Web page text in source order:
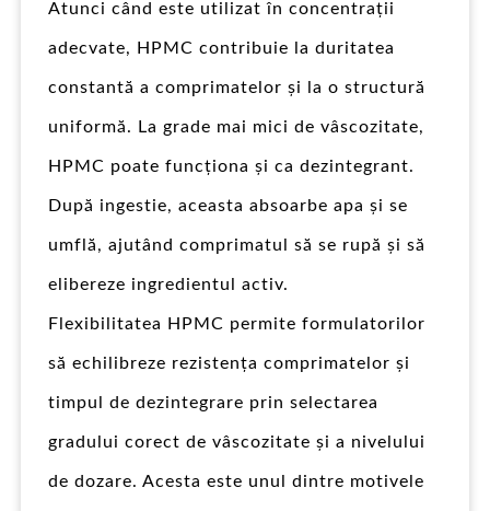
Atunci când este utilizat în concentrații
adecvate, HPMC contribuie la duritatea
constantă a comprimatelor și la o structură
uniformă. La grade mai mici de vâscozitate,
HPMC poate funcționa și ca dezintegrant.
După ingestie, aceasta absoarbe apa și se
umflă, ajutând comprimatul să se rupă și să
elibereze ingredientul activ.
Flexibilitatea HPMC permite formulatorilor
să echilibreze rezistența comprimatelor și
timpul de dezintegrare prin selectarea
gradului corect de vâscozitate și a nivelului
de dozare. Acesta este unul dintre motivele